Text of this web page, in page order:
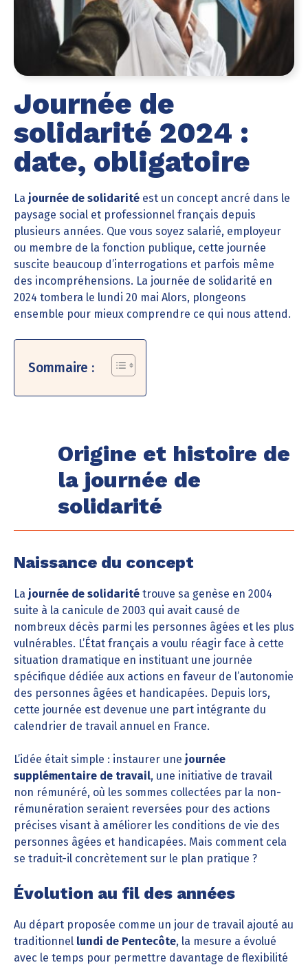
Journée de
solidarité 2024 :
date, obligatoire
La journée de solidarité est un concept ancré dans le
paysage social et professionnel français depuis
plusieurs années. Que vous soyez salarié, employeur
ou membre de la fonction publique, cette journée
suscite beaucoup d’interrogations et parfois même
des incompréhensions. La journée de solidarité en
2024 tombera le lundi 20 mai Alors, plongeons
ensemble pour mieux comprendre ce qui nous attend.
Sommaire :
Origine et histoire de
la journée de
solidarité
Naissance du concept
La journée de solidarité trouve sa genèse en 2004
suite à la canicule de 2003 qui avait causé de
nombreux décès parmi les personnes âgées et les plus
vulnérables. L’État français a voulu réagir face à cette
situation dramatique en instituant une journée
spécifique dédiée aux actions en faveur de l’autonomie
des personnes âgées et handicapées. Depuis lors,
cette journée est devenue une part intégrante du
calendrier de travail annuel en France.
L’idée était simple : instaurer une journée
supplémentaire de travail, une initiative de travail
non rémunéré, où les sommes collectées par la non-
rémunération seraient reversées pour des actions
précises visant à améliorer les conditions de vie des
personnes âgées et handicapées. Mais comment cela
se traduit-il concrètement sur le plan pratique ?
Évolution au fil des années
Au départ proposée comme un jour de travail ajouté au
traditionnel lundi de Pentecôte, la mesure a évolué
avec le temps pour permettre davantage de flexibilité